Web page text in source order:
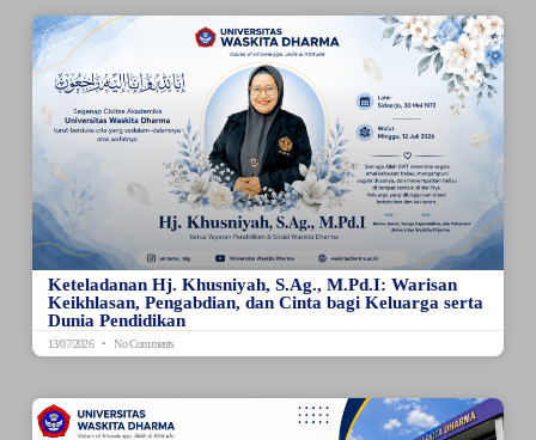
Keteladanan Hj. Khusniyah, S.Ag., M.Pd.I: Warisan
Keikhlasan, Pengabdian, dan Cinta bagi Keluarga serta
Dunia Pendidikan
13/07/2026 No Comments